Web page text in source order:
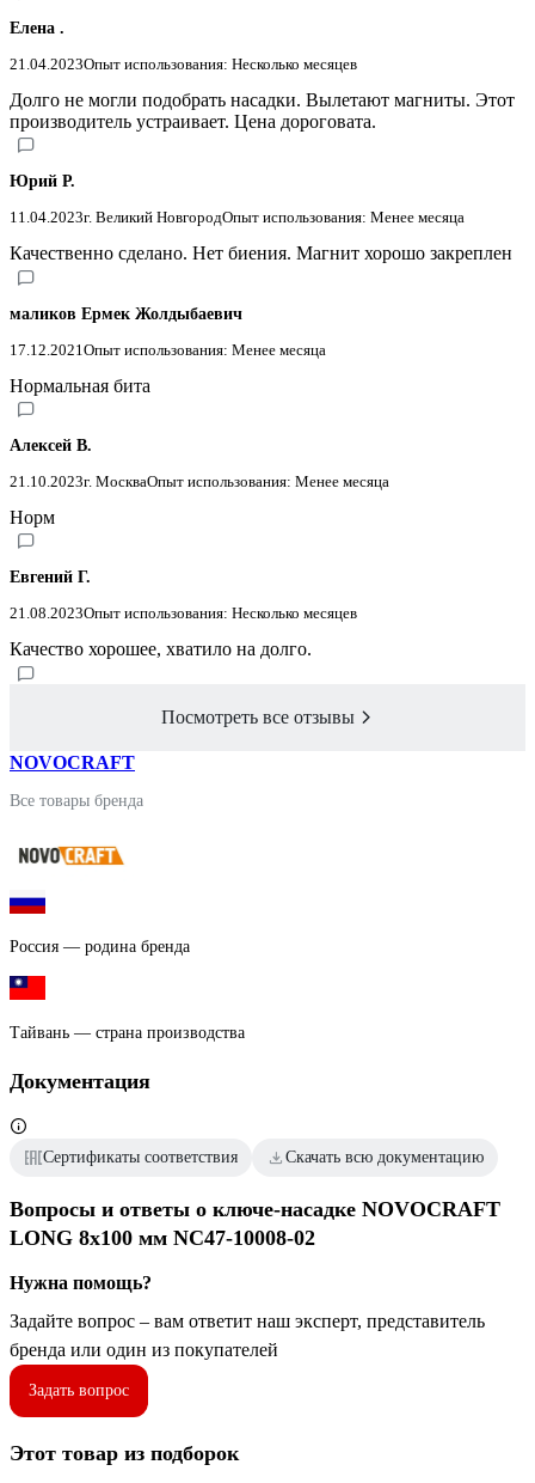
Елена .
21.04.2023Опыт использования: Несколько месяцев
Долго не могли подобрать насадки. Вылетают магниты. Этот
производитель устраивает. Цена дороговата.
Юрий Р.
11.04.2023г. Великий НовгородОпыт использования: Менее месяца
Качественно сделано. Нет биения. Магнит хорошо закреплен
маликов Ермек Жолдыбаевич
17.12.2021 Опыт использования: Менее месяца
Нормальная бита
Алексей В.
21.10.2023г. МоскваОпыт использования: Менее месяца
Норм
Евгений Г.
21.08.2023Опыт использования: Несколько месяцев
Качество хорошее, хватило на долго.
Посмотреть все отзывы
NOVOCRAFT
Все товары бренда
Россия — родина бренда
Тайвань — страна производства
Документация
Сертификаты соответствия Скачать всю документацию
Вопросы и ответы о ключе-насадке NOVOCRAFT
LONG 8х100 мм NC47-10008-02
Нужна помощь?
Задайте вопрос – вам ответит наш эксперт, представитель
бренда или один из покупателей
Задать вопрос
Этот товар из подборок